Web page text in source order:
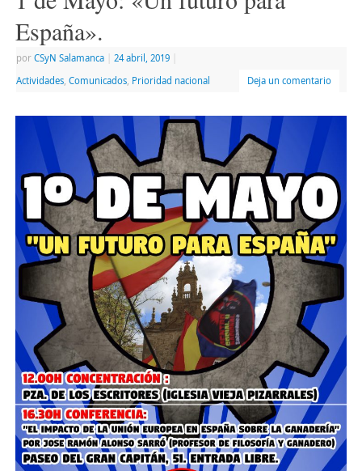
España».
por CSyN Salamanca 24 abril, 2019
Actividades, Comunicados, Prioridad nacional Deja un comentario